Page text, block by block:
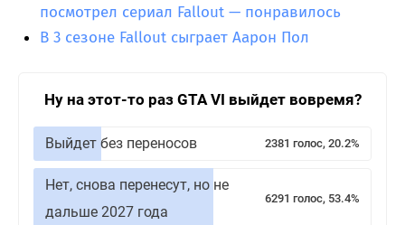
посмотрел сериал Fallout — понравилось
В 3 сезоне Fallout сыграет Аарон Пол
Ну на этот-то раз GTA VI выйдет вовремя?
Выйдет без переносов 2381 голос, 20.2%
Нет, снова перенесут, но не
дальше 2027 года
6291 голос, 53.4%